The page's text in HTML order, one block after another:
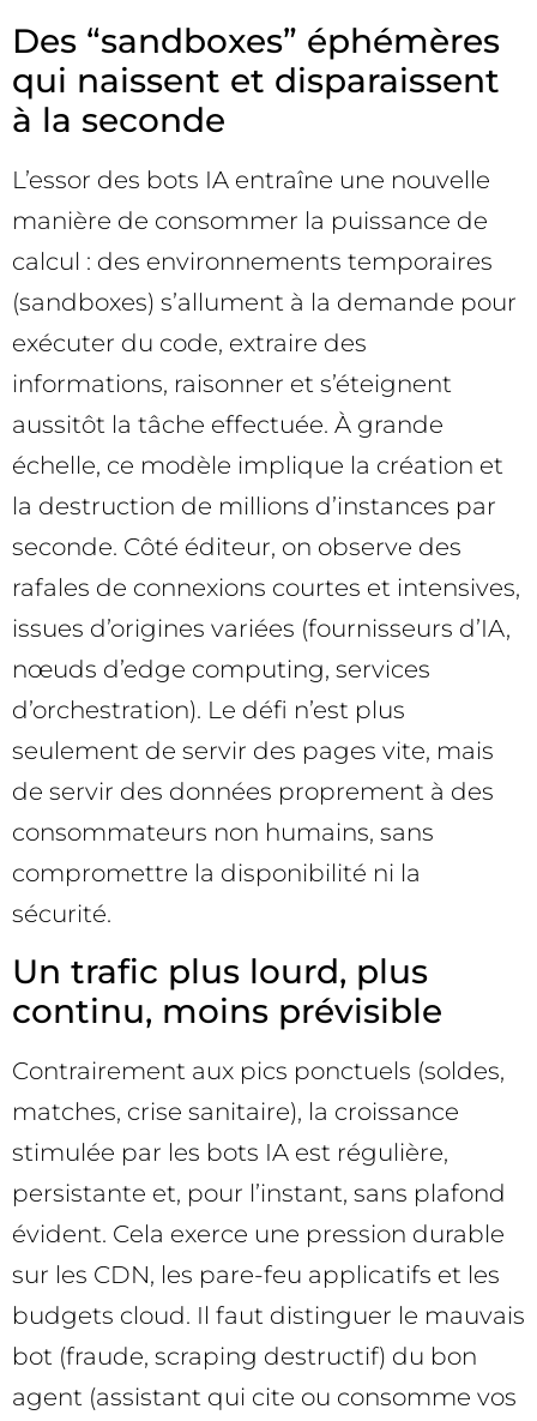
Des “sandboxes” éphémères
qui naissent et disparaissent
à la seconde
L’essor des bots IA entraîne une nouvelle
manière de consommer la puissance de
calcul : des environnements temporaires
(sandboxes) s’allument à la demande pour
exécuter du code, extraire des
informations, raisonner et s’éteignent
aussitôt la tâche effectuée. À grande
échelle, ce modèle implique la création et
la destruction de millions d’instances par
seconde. Côté éditeur, on observe des
rafales de connexions courtes et intensives,
issues d’origines variées (fournisseurs d’IA,
nœuds d’edge computing, services
d’orchestration). Le défi n’est plus
seulement de servir des pages vite, mais
de servir des données proprement à des
consommateurs non humains, sans
compromettre la disponibilité ni la
sécurité.
Un trafic plus lourd, plus
continu, moins prévisible
Contrairement aux pics ponctuels (soldes,
matches, crise sanitaire), la croissance
stimulée par les bots IA est régulière,
persistante et, pour l’instant, sans plafond
évident. Cela exerce une pression durable
sur les CDN, les pare-feu applicatifs et les
budgets cloud. Il faut distinguer le mauvais
bot (fraude, scraping destructif) du bon
agent (assistant qui cite ou consomme vos